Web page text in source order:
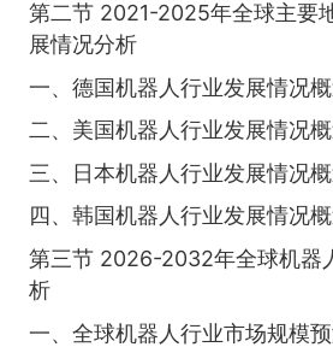
第二节 2021-2025年全球主要
展情况分析
一、德国机器人行业发展情况
二、美国机器人行业发展情况
三、日本机器人行业发展情况
四、韩国机器人行业发展情况
第三节 2026-2032年全球机器
析
一、全球机器人行业市场规模